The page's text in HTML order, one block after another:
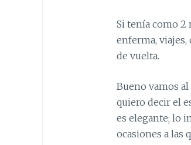
Si tenía como 2
enferma, viajes,
de vuelta.
Bueno vamos
quiero decir el
es elegante; lo
ocasiones a las